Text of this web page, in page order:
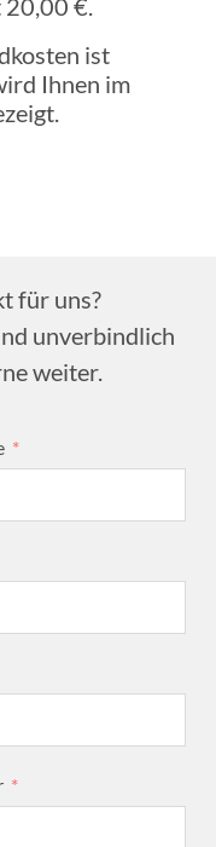
€.
ist
Ihnen im
für uns?
unverbindlich
weiter.